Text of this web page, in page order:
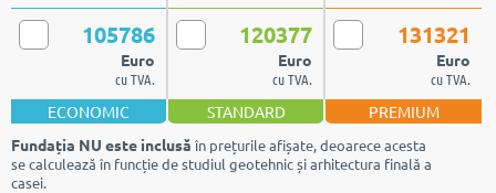
105786
Euro
cu TVA.
120377
Euro
cu TVA.
131321
Euro
cu TVA.
ECONOMIC STANDARD
PREMIUM
Fundația NU este inclusă în prețurile afișate, deoarece acesta
se calculează în funcție de studiul geotehnic și arhitectura finală a
casei.